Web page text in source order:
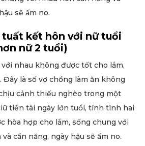
sẽ ấm no.
tuất kết hôn với nữ tuổi
nữ 2 tuổi)
nhau không được tốt cho lắm,
Đây là số vợ chồng làm ăn không
cảnh thiếu nghèo trong một
tiền tài ngày lớn tuổi, tính tình hai
hòa hợp cho lắm, sống chung với
cần năng, ngày hậu sẽ ấm no.